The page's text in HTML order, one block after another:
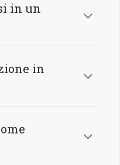
in un
in